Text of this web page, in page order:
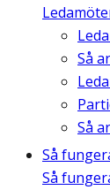
Så
Så
Så
Så